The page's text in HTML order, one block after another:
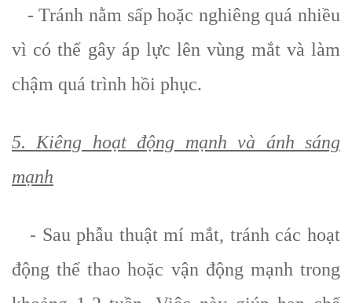
- Tránh nằm sấp hoặc nghiêng quá nhiều
vì có thể gây áp lực lên vùng mắt và làm
chậm quá trình hồi phục.
5. Kiêng hoạt động mạnh và ánh sáng
mạnh
- Sau phẫu thuật mí mắt, tránh các hoạt
động thể thao hoặc vận động mạnh trong